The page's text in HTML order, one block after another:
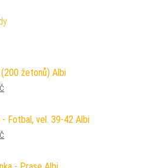
žetonů) Albi
cena byla: 999 Kč.
- Fotbal, vel. 39-42 Albi
cena byla: 179 Kč.